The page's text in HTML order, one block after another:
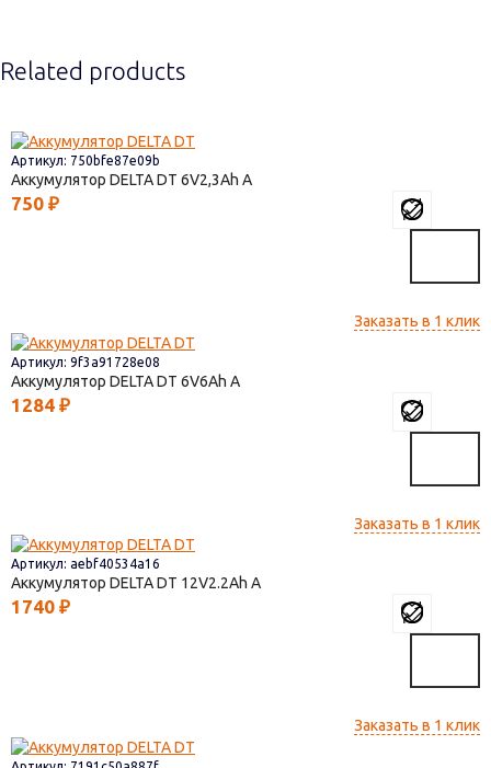
Related products
Артикул: 750bfe87e09b
Аккумулятор DELTA DT 6V2,3
750 ₽
Заказать в 1 клик
Артикул: 9f3a91728e08
Аккумулятор DELTA DT 6V6
1284 ₽
Заказать в 1 клик
Артикул: aebf40534a16
Аккумулятор DELTA DT 12V2.2
1740 ₽
Заказать в 1 клик